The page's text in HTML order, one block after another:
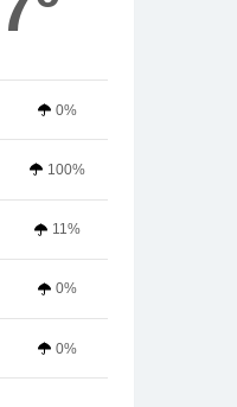
0%
100%
11%
0%
0%